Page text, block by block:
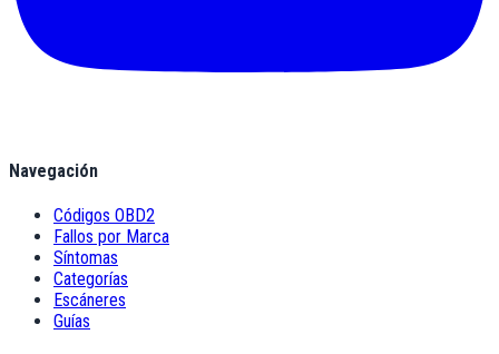
Navegación
Códigos OBD2
Fallos por Marca
Síntomas
Categorías
Escáneres
Guías